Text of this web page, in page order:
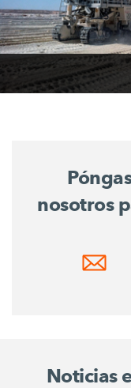
nosotros
Noticias